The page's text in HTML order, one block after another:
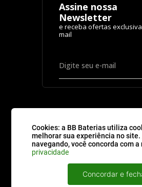
Cookies: a BB Baterias utiliza
melhorar sua experiência no
navegando, você concorda com a
privacidade
Concordar e
Assine nossa
Newsletter
CATEGORIAS